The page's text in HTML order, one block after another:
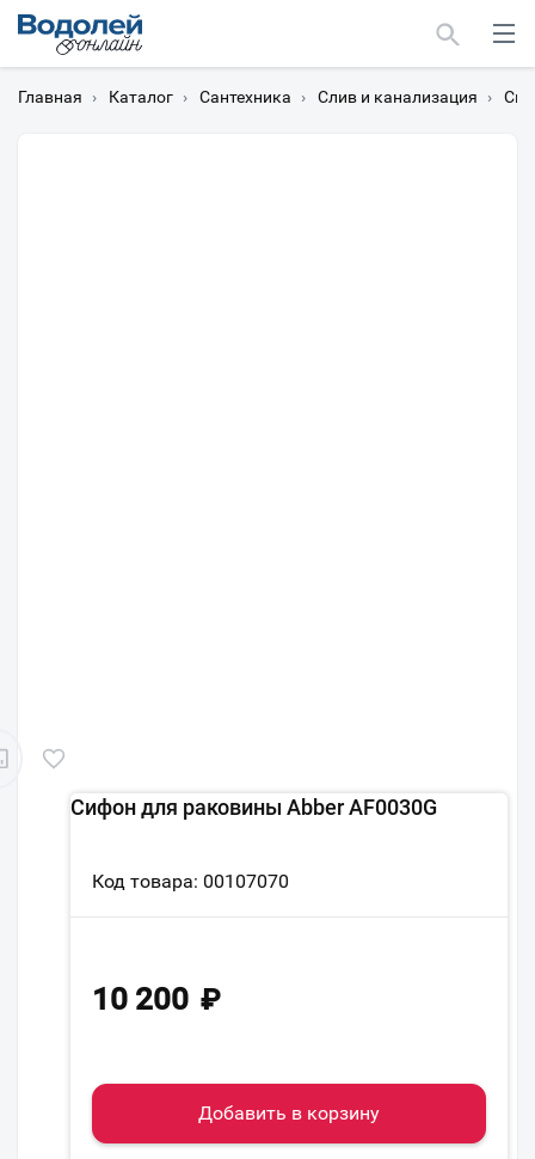
Главная › Каталог › Сантехника › Слив и канализация ›
Сифон для раковины Abber AF0030G
Код товара: 00107070
10 200 ₽
Добавить в корзину